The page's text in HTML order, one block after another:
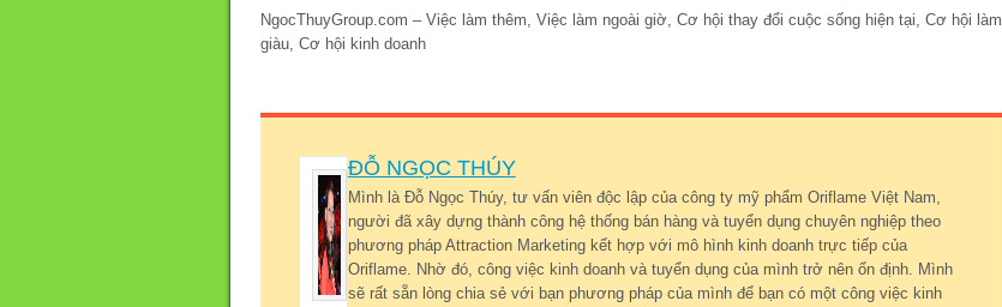
NgocThuyGroup.com – Việc làm thêm, Việc làm ngoài giờ, Cơ hội thay đổi cuộc sống hiện tại, Cơ hội làm
giàu, Cơ hội kinh doanh
ĐỖ NGỌC THÚY
Mình là Đỗ Ngọc Thúy, tư vấn viên độc lập của công ty mỹ phẩm Oriflame Việt Nam,
người đã xây dựng thành công hệ thống bán hàng và tuyển dụng chuyên nghiệp theo
phương pháp Attraction Marketing kết hợp với mô hình kinh doanh trực tiếp của
Oriflame. Nhờ đó, công việc kinh doanh và tuyển dụng của mình trở nên ổn định. Mình
sẽ rất sẵn lòng chia sẻ với bạn phương pháp của mình để bạn có một công việc kinh